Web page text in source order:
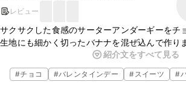
レビュー
サクサクした食感のサーターアンダーギーをチ
生地にも細かく切ったバナナを混ぜ込んで作り
とバナナの相性はとてもよく、しっかりとした
みいただけます。ぜひ作ってみてください。
紹介文をすべて見る
#チョコ #バレンタインデー #スイーツ #